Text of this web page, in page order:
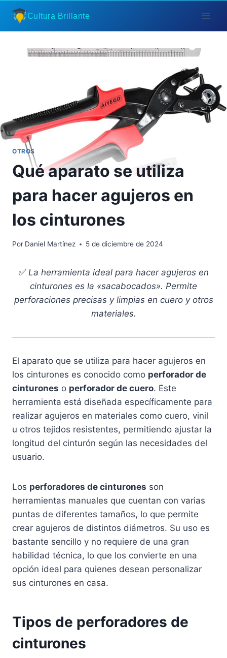
Saltar
contenido
Cultura Brillante
OTROS
Qué aparato se utiliza
para hacer agujeros en
los cinturones
Por Daniel Martínez 5 de diciembre de 2024
✅ La herramienta ideal para hacer agujeros en
cinturones es la «sacabocados». Permite
perforaciones precisas y limpias en cuero y otros
materiales.
El aparato que se utiliza para hacer agujeros en
los cinturones es conocido como perforador de
cinturones o perforador de cuero. Este
herramienta está diseñada específicamente para
realizar agujeros en materiales como cuero, vinil
u otros tejidos resistentes, permitiendo ajustar la
longitud del cinturón según las necesidades del
usuario.
Los perforadores de cinturones son
herramientas manuales que cuentan con varias
puntas de diferentes tamaños, lo que permite
crear agujeros de distintos diámetros. Su uso es
bastante sencillo y no requiere de una gran
habilidad técnica, lo que los convierte en una
opción ideal para quienes desean personalizar
sus cinturones en casa.
Tipos de perforadores de
cinturones